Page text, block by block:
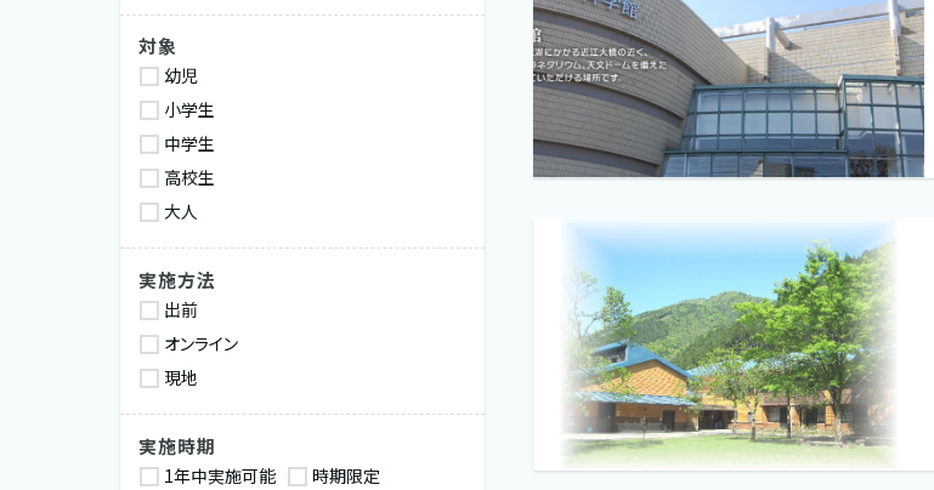
対象
幼児
小学生
中学生
高校生
大人
実施方法
出前
オンライン
現地
実施時期
1年中実施可能 時期限定